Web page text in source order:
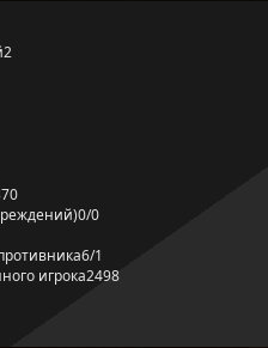
2
0/0
6/1
игрока2498